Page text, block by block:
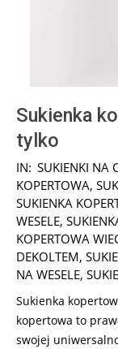
Sukienka
tylko
2025-
01-
23
IN: SUKIENKI NA
KOPERTOWA,
SUKIENKA
WESELE,
KOPERTOWA
DEKOLTEM,
NA WESELE,
Sukienka
kopertowa to
swojej